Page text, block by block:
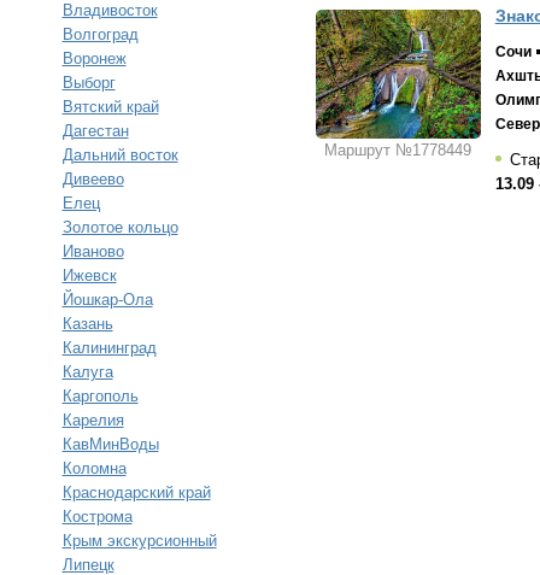
Владивосток
Волгоград
Воронеж
Выборг
Вятский край
Дагестан
Дальний восток
Дивеево
Елец
Золотое кольцо
Иваново
Ижевск
Йошкар-Ола
Казань
Калининград
Калуга
Каргополь
Карелия
КавМинВоды
Коломна
Краснодарский край
Кострома
Крым экскурсионный
Липецк
Маршрут №1778449
Сочи
13.09